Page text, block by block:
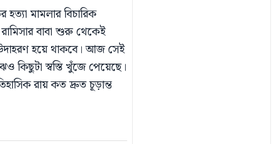
মামলার বিচারিক
বাবা শুরু থেকেই
হয়ে থাকবে। আজ সেই
কিছুটা স্বস্তি খুঁজে পেয়েছে।
রায় কত দ্রুত চূড়ান্ত